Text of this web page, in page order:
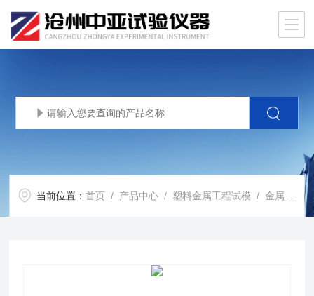
当前位置：首页 / 产品中心 / 塑料金属工程试模 /金属试模 /